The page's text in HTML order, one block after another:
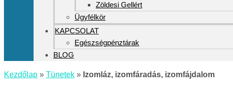
Zöldesi Gellért
Ügyfélkör
KAPCSOLAT
Egészségpénztárak
BLOG
Kezdőlap » Tünetek » Izomláz, izomfáradás, izomfájdalom